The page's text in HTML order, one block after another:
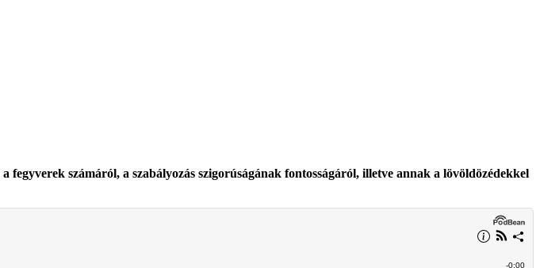
számáról, a szabályozás szigorúságának fontosságáról, illetve annak a lövöldözédekkel